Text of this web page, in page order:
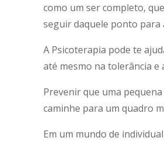
como um ser completo,
seguir daquele ponto para
A Psicoterapia pode te
até mesmo na tolerância e
Prevenir que uma
caminhe para um quadro
Em um mundo de